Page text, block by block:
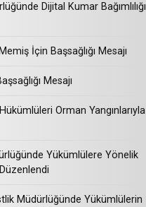
Dijital Kumar Bağımlılığı
İçin Başsağlığı Mesajı
Mesajı
Orman Yangınlarıyla
Yükümlülere Yönelik
Müdürlüğünde Yükümlülerin